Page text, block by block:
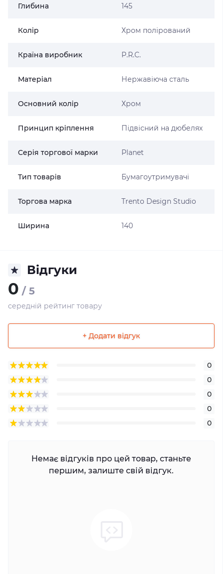
Глибина 145
Колір Хром полірований
Країна виробник P.R.C.
Матеріал Нержавіюча сталь
Основний колір Хром
Принцип кріплення Підвісний на дюбелях
Серія торгової марки Planet
Тип товарів Бумагоутримувачі
Торгова марка Trento Design Studio
Ширина 140
Відгуки
0 / 5
середній рейтинг товару
+ Додати відгук
0
0
0
0
0
Немає відгуків про цей товар, станьте
першим, залиште свій відгук.